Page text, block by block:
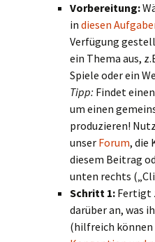
Vorbereitung:
in diesen
Verfügung
ein Thema aus,
Spiele oder ein
Tipp: Findet
um einen
produzieren!
unser Forum, die
diesem Beitrag
unten rechts
Schritt 1: Fertigt
darüber an, was
(hilfreich können